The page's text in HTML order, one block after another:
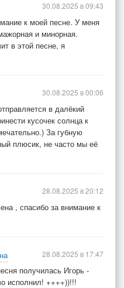
к моей песне. У меня
и минорная.
в этой песне, я
30.08.2025 в 09:43
в далёкий
кусочек солнца к
За губную
плюсик, не часто мы её
30.08.2025 в 00:06
, спасибо за внимание к
28.08.2025 в 20:12
получилась Игорь -
исполнил! ++++))!!!
28.08.2025 в 17:47